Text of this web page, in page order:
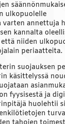
ulkopuolelle
varten annettuja
kannalta
niiden
periaatteita.
suojauksen
käsittelyssä
fyysisestä ja
huolehtii